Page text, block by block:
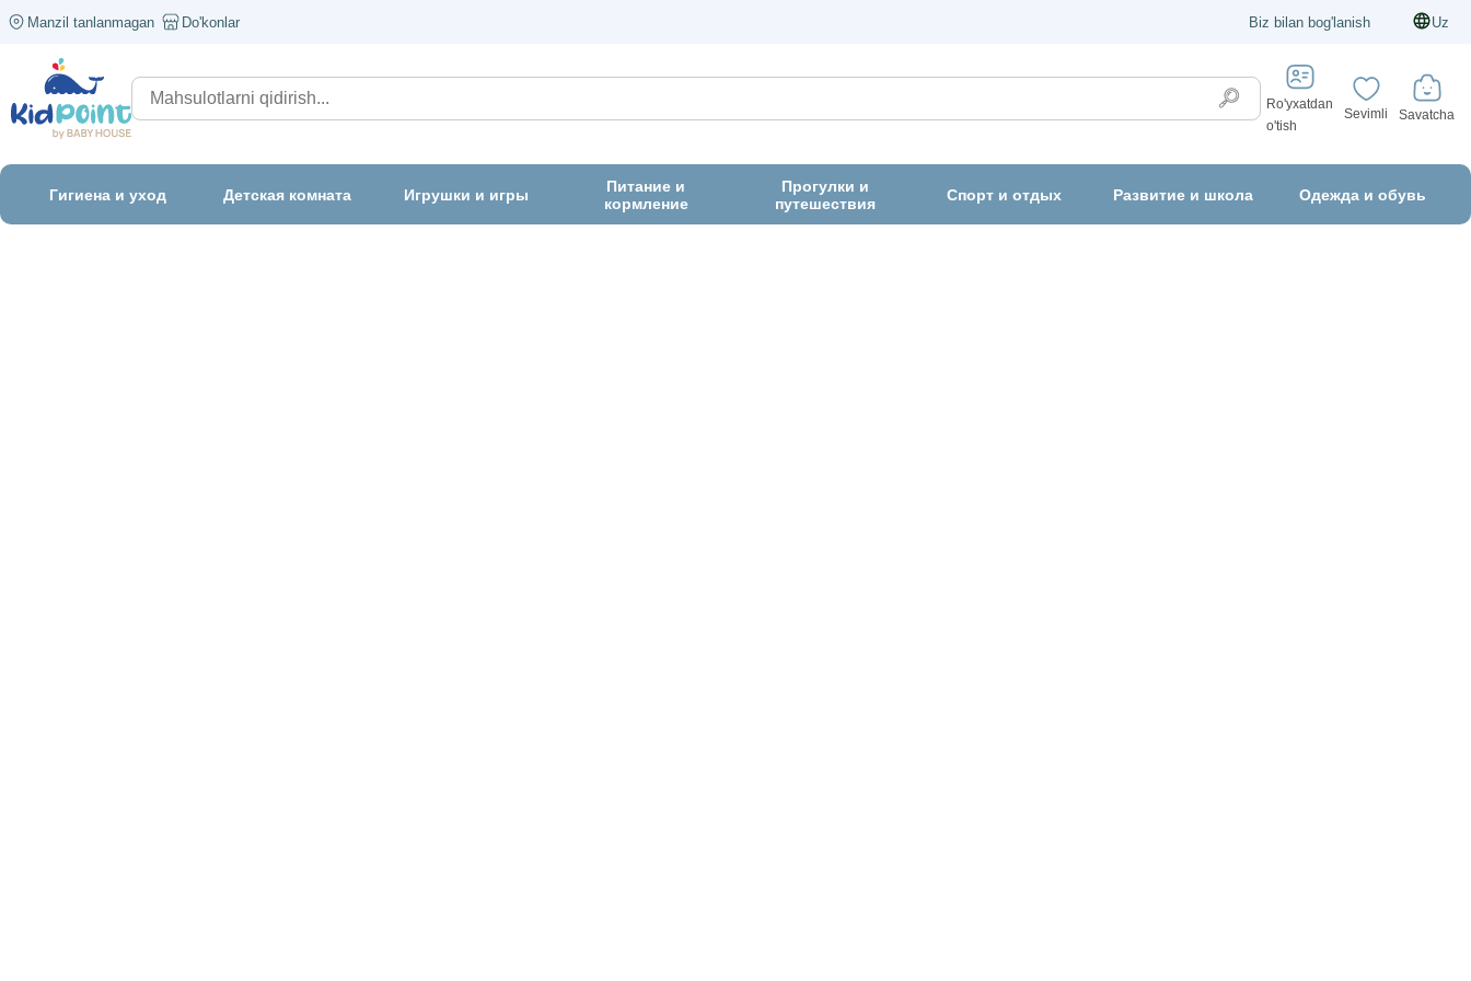
Manzil tanlanmagan Do'konlar Biz bilan bog'lanish Uz
Ro'yxatdan
o'tish
Sevimli Savatcha
Гигиена и уход Детская комната Игрушки и игры
Питание и
кормление
Прогулки и
путешествия
Спорт и отдых Развитие и школа Одежда и обувь